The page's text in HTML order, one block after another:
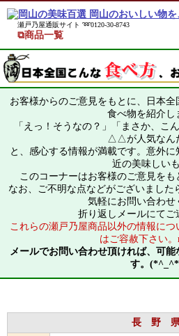
瀬戸乃屋通販サイト ➿0120-30-8743
⧉商品一覧
お客様からのご意見をもとに、日本
食べ物を紹介し
「えっ！そうなの？」「まさか、こ
△△が人気なん
と、感心する情報が満載です。意外
近の美味しいも
このコーナーはお客様のご意見をも
なお、ご不明な点などがございました
気軽にお問い合わせ
折り返しメールにてご
これらの瀬戸乃屋商品以外の情報に
はご容赦下さい。
メールでお問い合わせ頂ければ、可
す。
長 野